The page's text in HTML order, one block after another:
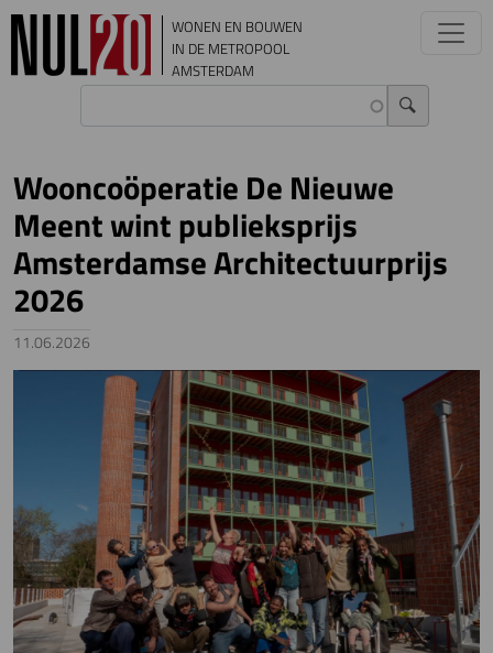
Overslaan en naar de inhoud gaan
WONEN EN BOUWEN
IN DE METROPOOL
AMSTERDAM
Wooncoöperatie De Nieuwe
Meent wint publieksprijs
Amsterdamse Architectuurprijs
2026
11.06.2026